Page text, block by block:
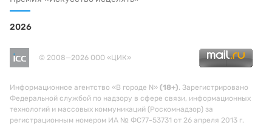
2026
© 2008—2026 ООО «ЦИК»
Информационное агентство «В городе N» (18+). Зарегистрировано
Федеральной службой по надзору в сфере связи, информационных
технологий и массовых коммуникаций (Роскомнадзор) за
регистрационным номером ИА № ФС77-53731 от 26 апреля 2013 г.